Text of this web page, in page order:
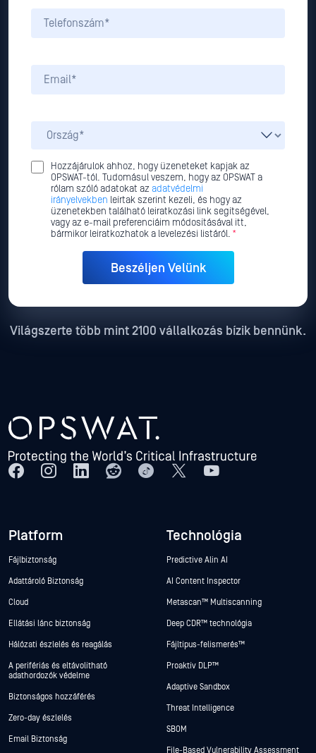
Hozzájárulok ahhoz, hogy üzeneteket kapjak az
OPSWAT-tól. Tudomásul veszem, hogy az OPSWAT a
rólam szóló adatokat az adatvédelmi
irányelvekben leírtak szerint kezeli, és hogy az
üzenetekben található leiratkozási link segítségével,
vagy az e-mail preferenciáim módosításával itt,
bármikor leiratkozhatok a levelezési listáról. *
Világszerte több mint 2100 vállalkozás bízik bennünk.
Platform
Fájlbiztonság
Adattároló Biztonság
Cloud
Ellátási lánc biztonság
Hálózati észlelés és reagálás
A perifériás és eltávolítható
adathordozók védelme
Biztonságos hozzáférés
Zero-day észlelés
Email Biztonság
Technológia
Predictive Alin AI
AI Content Inspector
Metascan™ Multiscanning
Deep CDR™ technológia
Fájltípus-felismerés™
Proaktív DLP™
Adaptive Sandbox
Threat Intelligence
SBOM
File-Based Vulnerability Assessment